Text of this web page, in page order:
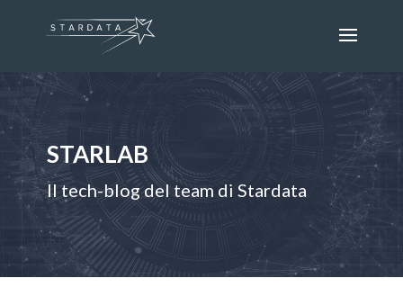
STARLAB
Il tech-blog del team di Stardata